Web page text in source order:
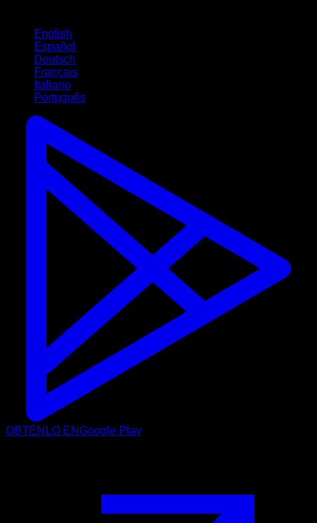
English
Español
Deutsch
Français
Italiano
Português
OBTÉNLO ENGoogle Play